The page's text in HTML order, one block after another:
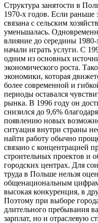
Структура занятости в
1970-х годов. Если раньше
связана с сельским
уменьшалась.
влияние до середины 1980-
начали играть услуги. С
одним из основных
экономического роста.
экономики, которая
более современной и
периоды оставался
рынка. В 1996 году он
снизился до 9,6%
появлению новых
ситуация внутри страны
найти работу обычно
связано с концентрацией
строительных проектов и
городских центрах. Для
труда в Польше нельзя
общенациональным
высокая конкуренция, в
Поэтому при выборе
длительного пребывания
зарплат, но и отраслевую